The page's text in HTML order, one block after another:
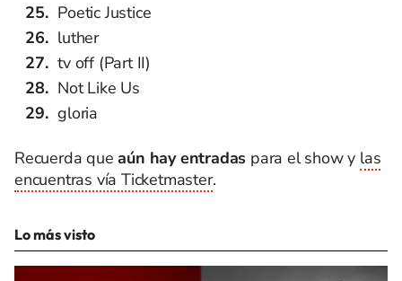
Poetic Justice
luther
tv off (Part II)
Not Like Us
gloria
Recuerda queaún hay entradas para el show y las
encuentras vía Ticketmaster.
Lo más visto